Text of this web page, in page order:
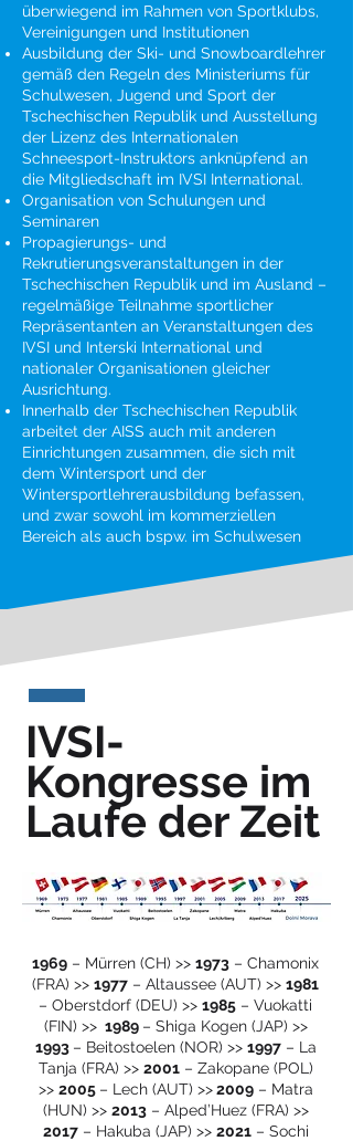
überwiegend im Rahmen von Sportklubs,
Vereinigungen und Institutionen
Ausbildung der Ski- und Snowboardlehrer
gemäß den Regeln des Ministeriums für
Schulwesen, Jugend und Sport der
Tschechischen Republik und Ausstellung
der Lizenz des Internationalen
Schneesport-Instruktors anknüpfend an
die Mitgliedschaft im IVSI International.
Organisation von Schulungen und
Seminaren
Propagierungs- und
Rekrutierungsveranstaltungen in der
Tschechischen Republik und im Ausland –
regelmäßige Teilnahme sportlicher
Repräsentanten an Veranstaltungen des
IVSI und Interski International und
nationaler Organisationen gleicher
Ausrichtung.
Innerhalb der Tschechischen Republik
arbeitet der AISS auch mit anderen
Einrichtungen zusammen, die sich mit
dem Wintersport und der
Wintersportlehrerausbildung befassen,
und zwar sowohl im kommerziellen
Bereich als auch bspw. im Schulwesen
IVSI-
Kongresse im
Laufe der Zeit
1969 – Mürren (CH) >> 1973 – Chamonix
(FRA) >> 1977 – Altaussee (AUT) >> 1981
– Oberstdorf (DEU) >> 1985 – Vuokatti
(FIN) >> 1989 – Shiga Kogen (JAP) >>
1993 – Beitostoelen (NOR) >> 1997– La
Tanja (FRA) >> 2001– Zakopane (POL)
>> 2005 – Lech (AUT) >>2009– Matra
(HUN) >> 2013– Alped’Huez (FRA) >>
2017– Hakuba (JAP) >> 2021– Sochi